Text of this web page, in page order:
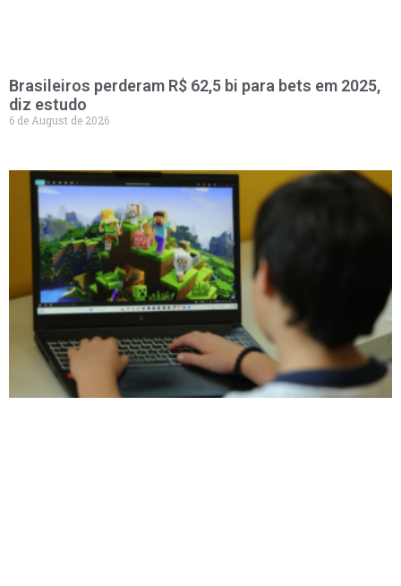
Brasileiros perderam R$ 62,5 bi para bets em 2025,
diz estudo
6 de August de 2026